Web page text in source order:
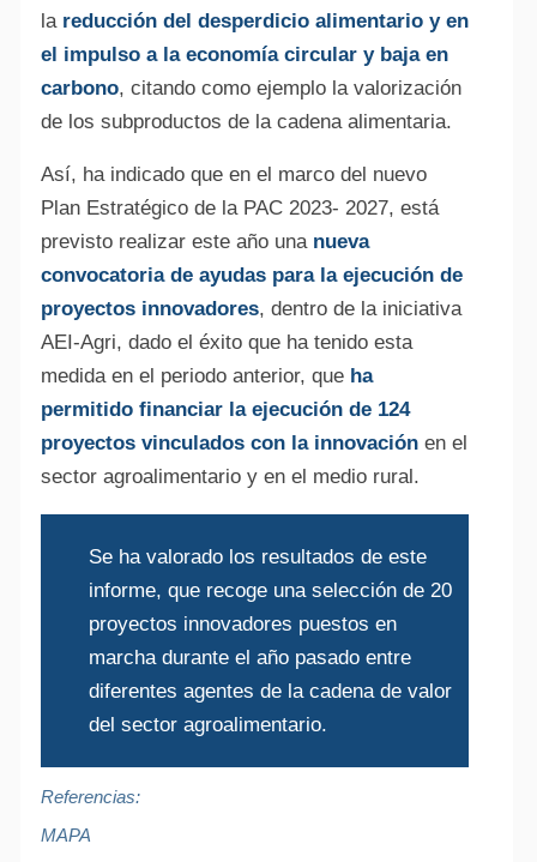
la reducción del desperdicio alimentario y en
el impulso a la economía circular y baja en
carbono, citando como ejemplo la valorización
de los subproductos de la cadena alimentaria.
Así, ha indicado que en el marco del nuevo
Plan Estratégico de la PAC 2023- 2027, está
previsto realizar este año unanueva
convocatoria de ayudas para la ejecución de
proyectos innovadores, dentro de la iniciativa
AEI-Agri, dado el éxito que ha tenido esta
medida en el periodo anterior, que ha
permitido financiar la ejecución de 124
proyectos vinculados con la innovación en el
sector agroalimentario y en el medio rural.
Se ha valorado los resultados de este
informe, que recoge una selección de 20
proyectos innovadores puestos en
marcha durante el año pasado entre
diferentes agentes de la cadena de valor
del sector agroalimentario.
Referencias:
MAPA